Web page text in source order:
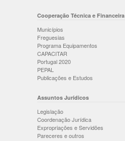
Cooperação Técnica e Financeira
Municípios
Freguesias
Programa Equipamentos
CAPACITAR
Portugal 2020
PEPAL
Publicações e Estudos
Assuntos Jurídicos
Legislação
Coordenação Jurídica
Expropriações e Servidões
Pareceres e outros